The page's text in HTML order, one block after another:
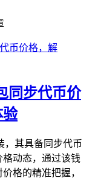
同步代币价
验
，其具备同步代币
动态，通过该钱
格的精准把握，